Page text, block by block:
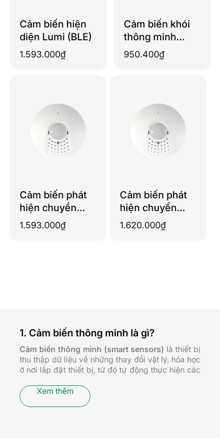
Cảm biến hiện
diện Lumi (BLE)
1.593.000₫
Cảm biến khói
thông minh
Lumi
950.400₫
Cảm biến phát
hiện chuyển
động BLE (Dùng
1.593.000₫
Cảm biến phát
hiện chuyển
động BLE Mesh
(Dùng Pin)
1.620.000₫
1. Cảm biến thông minh là gì?
Cảm biến thông minh (smart sensors) là thiết bị
thu thập dữ liệu về những thay đổi vật lý, hóa học
ở nơi lắp đặt thiết bị, từ đó tự động thực hiện các
sẵn. Hiện nay, có nhiều loại cảm biến khác nhau
tùy theo khu vực lắp đặt và mục đích sử dụng:
Xem thêm